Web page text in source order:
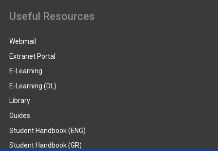
Useful Resources
Webmail
Extranet Portal
E-Learning
E-Learning (DL)
Library
Guides
Student Handbook (ENG)
Student Handbook (GR)